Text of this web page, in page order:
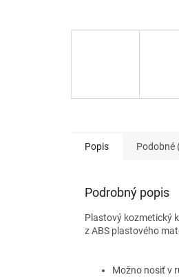
Popis Podobné
Podrobný popis
Plastový kozmetický
z ABS plastového
Možno nosiť v